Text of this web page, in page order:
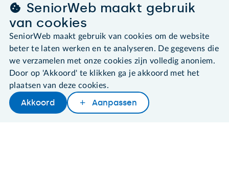
030 - 276 99 65
leden@seniorweb.nl
©2026 SeniorWeb
Algemene voorwaarden
Cookies en cookie-instellingen
SeniorWeb maakt gebruik
van cookies
SeniorWeb maakt gebruik van cookies om de website
beter te laten werken en te analyseren. De gegevens die
we verzamelen met onze cookies zijn volledig anoniem.
Door op 'Akkoord' te klikken ga je akkoord met het
plaatsen van deze cookies.
Akkoord Aanpassen